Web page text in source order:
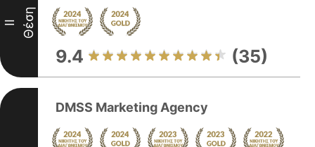
II Θέση
9.4 (35)
DMSS Marketing Agency